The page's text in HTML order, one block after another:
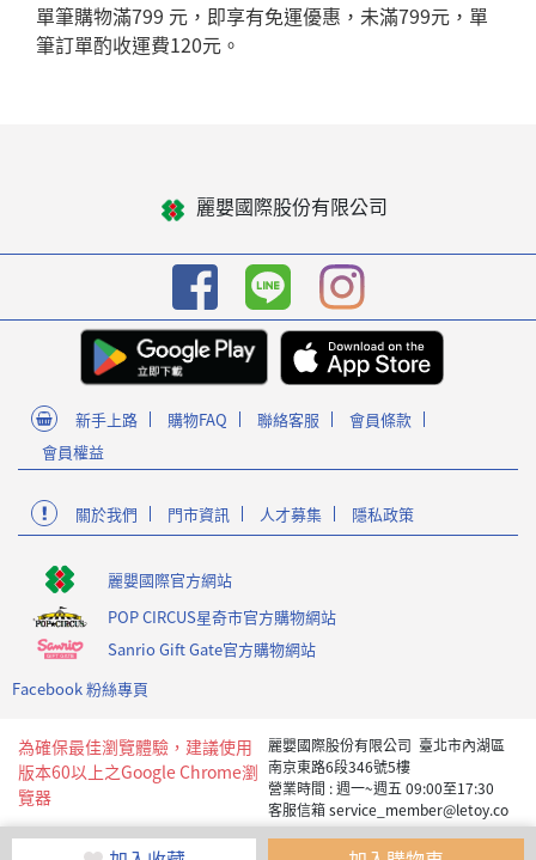
單筆購物滿799 元，即享有免運優惠，未滿799元，單
筆訂單酌收運費120元。
麗嬰國際股份有限公司
新手上路 購物FAQ 聯絡客服
會員條款
會員權益
關於我們 門市資訊 人才募集 隱私政策
麗嬰國際官方網站
POP CIRCUS星奇市官方購物網站
Sanrio Gift Gate官方購物網站
Facebook 粉絲專頁
為確保最佳瀏覽體驗，建議使用
版本60以上之Google Chrome瀏
覽器
麗嬰國際股份有限公司 臺北市內湖區
南京東路6段346號5樓
營業時間 : 週一~週五 09:00至17:30
客服信箱 service_member@letoy.co
Copyright 2019 麗嬰國際版權所有